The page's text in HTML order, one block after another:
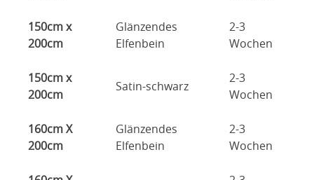
150cm x
200cm
Glänzendes
Elfenbein
2-3
Wochen
150cm x
200cm
Satin-schwarz
2-3
Wochen
160cm X
200cm
Glänzendes
Elfenbein
2-3
Wochen